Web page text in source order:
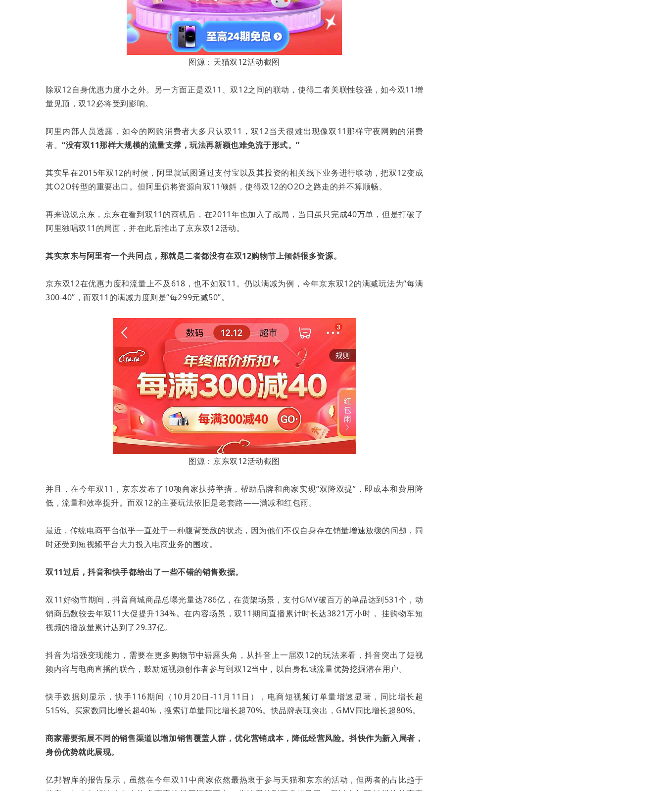
图源：天猫双12活动截图
除双12自身优惠力度小之外。另一方面正是双11、双12之间的联动，使得二者关联性较强，如今双11增
量见顶，双12必将受到影响。
阿里内部人员透露，如今的网购消费者大多只认双11，双12当天很难出现像双11那样守夜网购的消费
者。“没有双11那样大规模的流量支撑，玩法再新颖也难免流于形式。”
其实早在2015年双12的时候，阿里就试图通过支付宝以及其投资的相关线下业务进行联动，把双12变成
其O2O转型的重要出口。但阿里仍将资源向双11倾斜，使得双12的O2O之路走的并不算顺畅。
再来说说京东，京东在看到双11的商机后，在2011年也加入了战局，当日虽只完成40万单，但是打破了
阿里独唱双11的局面，并在此后推出了京东双12活动。
其实京东与阿里有一个共同点，那就是二者都没有在双12购物节上倾斜很多资源。
京东双12在优惠力度和流量上不及618，也不如双11。仍以满减为例，今年京东双12的满减玩法为“每满
300-40”，而双11的满减力度则是“每299元减50”。
图源：京东双12活动截图
并且，在今年双11，京东发布了10项商家扶持举措，帮助品牌和商家实现“双降双提”，即成本和费用降
低，流量和效率提升。而双12的主要玩法依旧是老套路——满减和红包雨。
最近，传统电商平台似乎一直处于一种腹背受敌的状态，因为他们不仅自身存在销量增速放缓的问题，同
时还受到短视频平台大力投入电商业务的围攻。
双11过后，抖音和快手都给出了一些不错的销售数据。
双11好物节期间，抖音商城商品总曝光量达786亿，在货架场景，支付GMV破百万的单品达到531个，动
销商品数较去年双11大促提升134%。在内容场景，双11期间直播累计时长达3821万小时， 挂购物车短
视频的播放量累计达到了29.37亿。
抖音为增强变现能力，需要在更多购物节中崭露头角，从抖音上一届双12的玩法来看，抖音突出了短视
频内容与电商直播的联合，鼓励短视频创作者参与到双12当中，以自身私域流量优势挖掘潜在用户。
快手数据则显示，快手116期间（10月20日-11月11日），电商短视频订单量增速显著，同比增长超
515%。买家数同比增长超40%，搜索订单量同比增长超70%。快品牌表现突出，GMV同比增长超80%。
商家需要拓展不同的销售渠道以增加销售覆盖人群，优化营销成本，降低经营风险。抖快作为新入局者，
身份优势就此展现。
亿邦智库的报告显示，虽然在今年双11中商家依然最热衷于参与天猫和京东的活动，但两者的占比趋于